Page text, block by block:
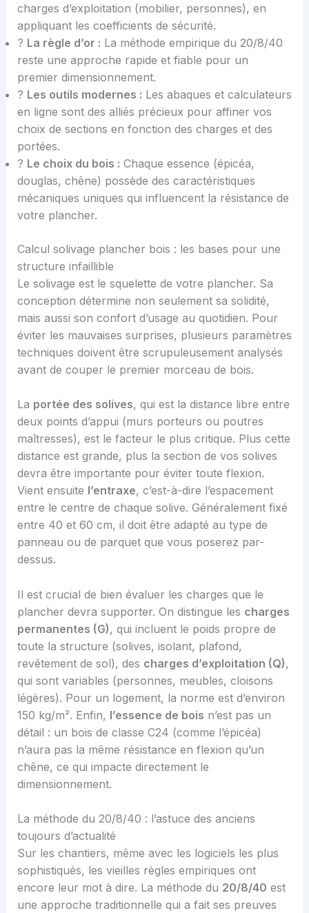
charges d’exploitation (mobilier, personnes), en
appliquant les coefficients de sécurité.
? La règle d’or : La méthode empirique du 20/8/40
reste une approche rapide et fiable pour un
premier dimensionnement.
? Les outils modernes : Les abaques et calculateurs
en ligne sont des alliés précieux pour affiner vos
choix de sections en fonction des charges et des
portées.
? Le choix du bois : Chaque essence (épicéa,
douglas, chêne) possède des caractéristiques
mécaniques uniques qui influencent la résistance de
votre plancher.
Calcul solivage plancher bois : les bases pour une
structure infaillible
Le solivage est le squelette de votre plancher. Sa
conception détermine non seulement sa solidité,
mais aussi son confort d’usage au quotidien. Pour
éviter les mauvaises surprises, plusieurs paramètres
techniques doivent être scrupuleusement analysés
avant de couper le premier morceau de bois.
La portée des solives, qui est la distance libre entre
deux points d’appui (murs porteurs ou poutres
maîtresses), est le facteur le plus critique. Plus cette
distance est grande, plus la section de vos solives
devra être importante pour éviter toute flexion.
Vient ensuite l’entraxe, c’est-à-dire l’espacement
entre le centre de chaque solive. Généralement fixé
entre 40 et 60 cm, il doit être adapté au type de
panneau ou de parquet que vous poserez par-
dessus.
Il est crucial de bien évaluer les charges que le
plancher devra supporter. On distingue les charges
permanentes (G), qui incluent le poids propre de
toute la structure (solives, isolant, plafond,
revêtement de sol), des charges d’exploitation (Q),
qui sont variables (personnes, meubles, cloisons
légères). Pour un logement, la norme est d’environ
150 kg/m². Enfin, l’essence de bois n’est pas un
détail : un bois de classe C24 (comme l’épicéa)
n’aura pas la même résistance en flexion qu’un
chêne, ce qui impacte directement le
dimensionnement.
La méthode du 20/8/40 : l’astuce des anciens
toujours d’actualité
Sur les chantiers, même avec les logiciels les plus
sophistiqués, les vieilles règles empiriques ont
encore leur mot à dire. La méthode du 20/8/40 est
une approche traditionnelle qui a fait ses preuves